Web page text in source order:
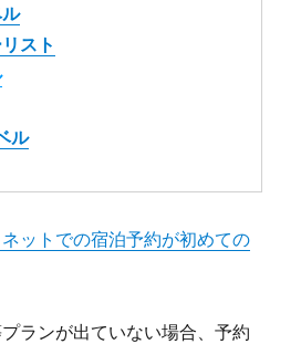
スト
ル
ットでの宿泊予約が初めての
ランが出ていない場合、予約